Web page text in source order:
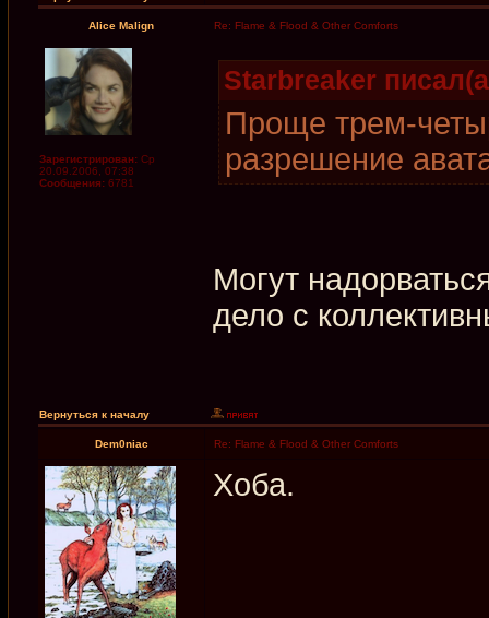
Alice Malign Re: Flame & Flood & Other Comforts
Зарегистрирован: Ср
20.09.2006, 07:38
Сообщения: 6781
Starbreaker
Проще трем-
разрешение
Могут
дело с
Вернуться к началу
Dem0niac Re: Flame & Flood & Other Comforts
Хоба.